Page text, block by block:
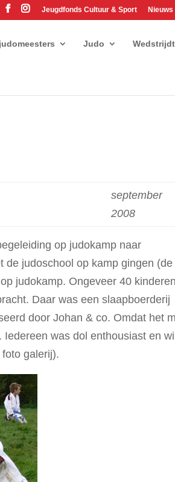
Jeugdfonds Cultuur & Sport Nieuws
Judo
september
2008
op judokamp naar
de judoschool op kamp gingen (de
judokamp. Ongeveer 40 kinderen
Daar was een slaapboerderij
door Johan & co. Omdat het
was dol enthousiast en wil
galerij).